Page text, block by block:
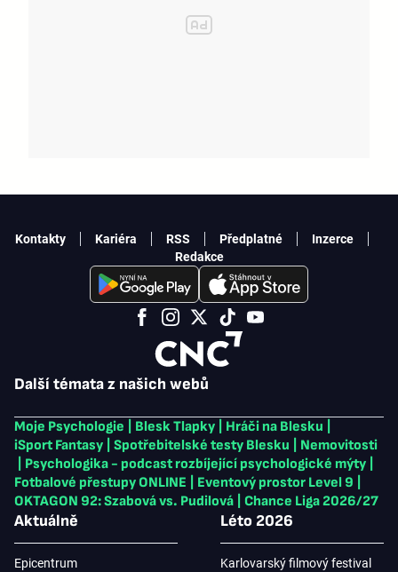
Další témata z našich webů
Moje Psychologie Blesk Tlapky Hráči na Blesku
iSport Fantasy
Spotřebitelské testy Blesku
Nemovitosti
Psychologika - podcast rozbíjející psychologické mýty
Fotbalové přestupy ONLINE
Eventový prostor Level 9
OKTAGON 92: Szabová vs. Pudilová
Chance Liga 2026/27
Aktuálně
Epicentrum
Léto 2026
Karlovarský filmový festival
Kontakty Kariéra RSS Předplatné
Inzerce
Redakce